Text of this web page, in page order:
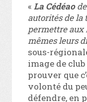
« La Cédéao
autorités de
permettre aux
mêmes leurs
sous-
image de club
prouver que
volonté du
défendre, en